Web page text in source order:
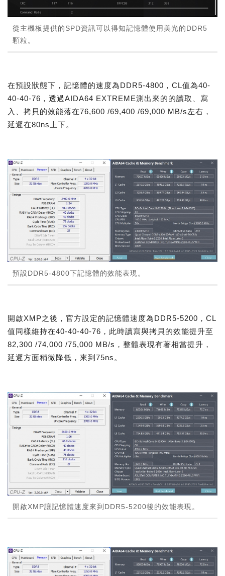
從主機板提供的SPD資訊可以得知記憶體使用美光的DDR5
顆粒。
在預設狀態下，記憶體的速度為DDR5-4800，CL值為40-
40-40-76，透過AIDA64 EXTREME測出來的的讀取、寫
入、拷貝的效能落在76,600 /69,400 /69,000 MB/s左右，
延遲在80ns上下。
預設DDR5-4800下記憶體的效能表現。
開啟XMP之後，官方設定的記憶體速度為DDR5-5200，CL
值同樣維持在40-40-40-76，此時讀寫與拷貝的效能提升至
82,300 /74,000 /75,000 MB/s，整體表現有著相當提升，
延遲方面稍微降低，來到75ns。
開啟XMP讓記憶體速度來到DDR5-5200後的效能表現。